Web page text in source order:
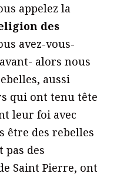
appelez la
des
avez-vous-
alors nous
aussi
qui ont tenu tête
leur foi avec
être des rebelles
pas des
Saint Pierre, ont